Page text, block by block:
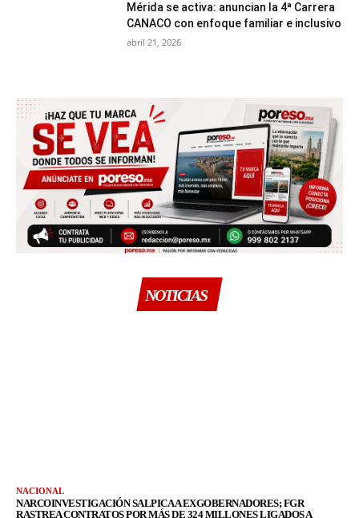
Mérida se activa: anuncian la 4ª Carrera
CANACO con enfoque familiar e inclusivo
abril 21, 2026
NOTICIAS
NACIONAL
NARCOINVESTIGACIÓN SALPICA A EXGOBERNADORES; FGR
RASTREA CONTRATOS POR MÁS DE 324 MILLONES LIGADOS A